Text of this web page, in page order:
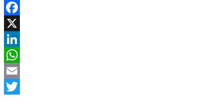
Facebook
X
LinkedIn
WhatsApp
Email